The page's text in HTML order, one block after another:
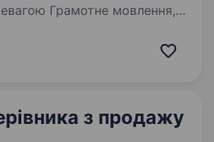
мовлення,
Office, Інтернет,
з продажу